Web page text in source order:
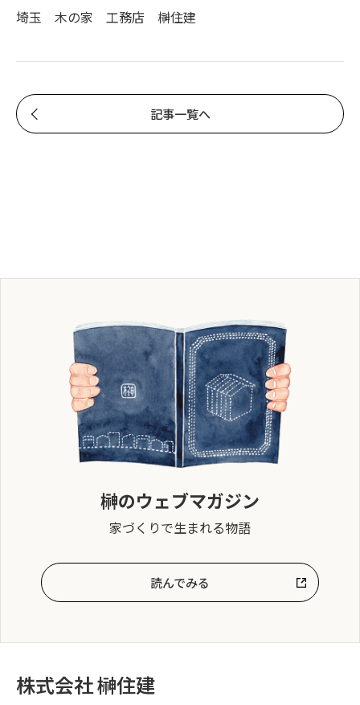
埼玉 木の家 工務店 榊住建
記事一覧へ
榊のウェブマガジン
家づくりで生まれる物語
読んでみる
株式会社 榊住建